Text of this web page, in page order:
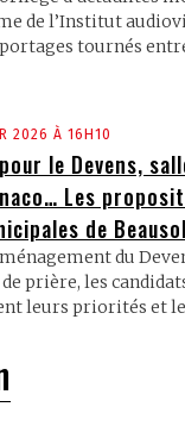
de l’Institut
tournés entre
2026 À 16H10
le Devens,
Les
de
du
prière, les
leurs priorités et